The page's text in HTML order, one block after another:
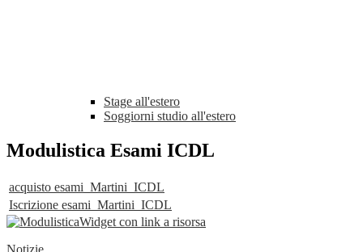
Stage all'estero
Soggiorni studio all'estero
Modulistica Esami ICDL
acquisto esami_Martini_ICDL
Iscrizione esami_Martini_ICDL
Widget con link a risorsa